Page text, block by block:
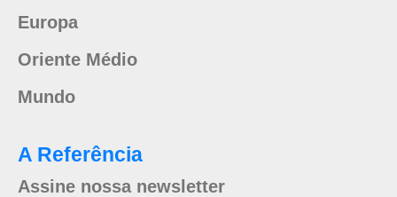
Europa
Oriente Médio
Mundo
A Referência
Assine nossa newsletter